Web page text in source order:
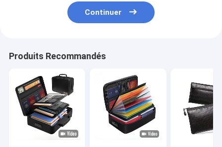
Continuer
Produits Recommandés